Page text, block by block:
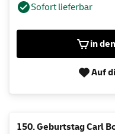
Sofort lieferbar
in
Auf
150. Geburtstag Carl